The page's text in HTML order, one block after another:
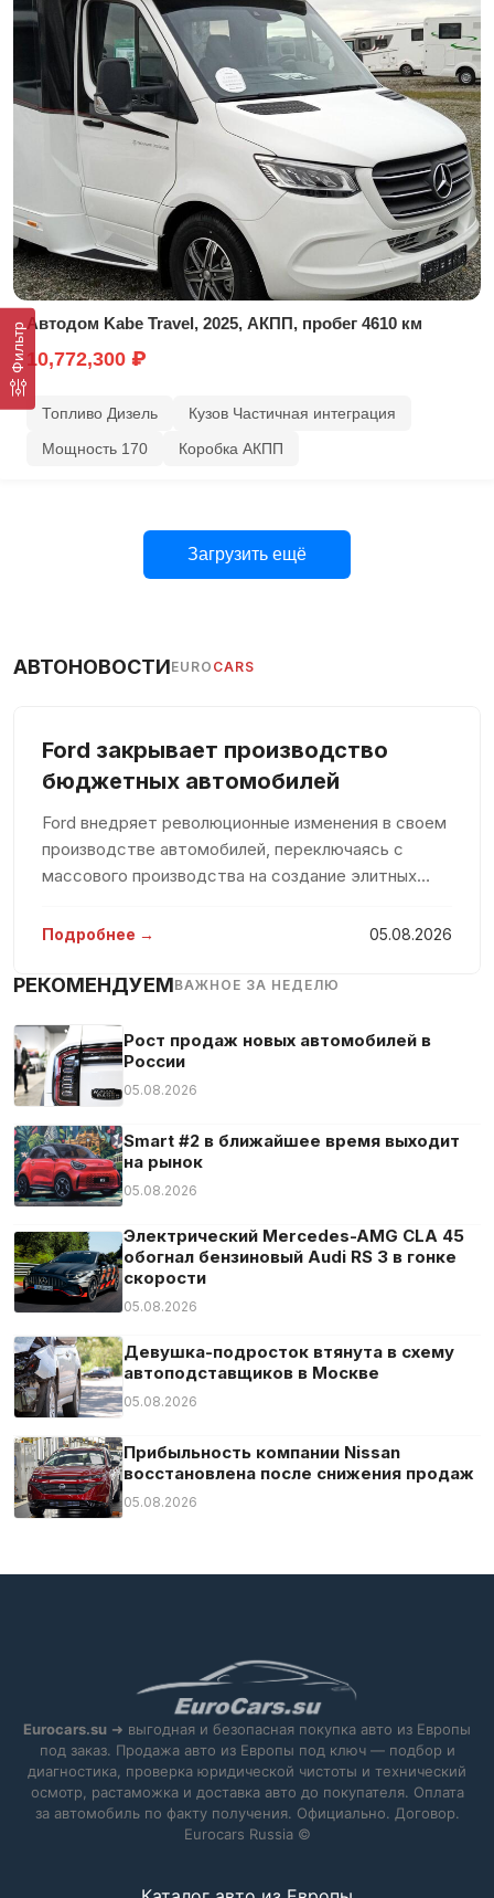
ФильтрАвтодом Kabe Travel, 2025, АКПП, пробег 4610 км
10,772,300 ₽
Топливо Дизель
Кузов Частичная интеграция
Мощность 170
Коробка АКПП
Загрузить ещё
АВТОНОВОСТИEURO CARS
Ford закрывает производство
бюджетных автомобилей
Ford внедряет революционные изменения в своем
производстве автомобилей, переключаясь с
массового производства на создание элитных
же смелое, как и аудиозапись гонки Mustang на
Подробнее → 05.08.2026
РЕКОМЕНДУЕМВАЖНОЕ ЗА НЕДЕЛЮ
Рост продаж новых автомобилей в
России
05.08.2026
Smart #2 в ближайшее время выходит
на рынок
05.08.2026
Электрический Mercedes-AMG CLA 45
обогнал бензиновый Audi RS 3 в гонке
скорости
05.08.2026
Девушка-подросток втянута в схему
автоподставщиков в Москве
05.08.2026
Прибыльность компании Nissan
восстановлена после снижения продаж
05.08.2026
Eurocars.su ➜ выгодная и безопасная покупка авто из Европы
под заказ. Продажа авто из Европы под ключ — подбор и
диагностика, проверка юридической чистоты и технический
осмотр, растаможка и доставка авто до покупателя. Оплата
за автомобиль по факту получения. Официально. Договор.
Eurocars Russia ©